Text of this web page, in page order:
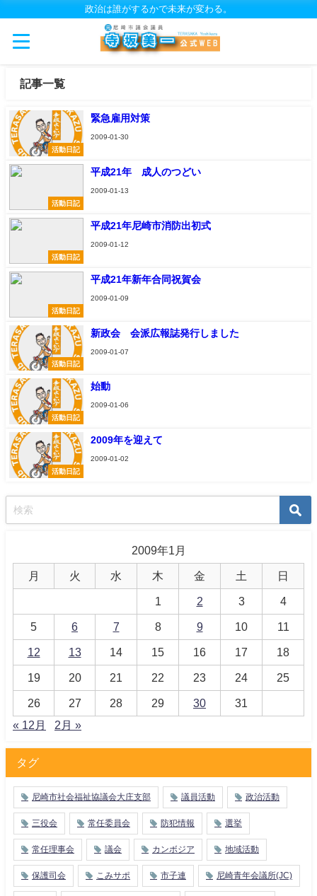
政治は誰がするかで未来が変わる。
記事一覧
活動日記
緊急雇用対策
2009-01-30
活動日記
平成21年 成人のつどい
2009-01-13
活動日記
平成21年尼崎市消防出初式
2009-01-12
活動日記
平成21年新年合同祝賀会
2009-01-09
活動日記
新政会 会派広報誌発行しました
2009-01-07
活動日記
始動
2009-01-06
活動日記
2009年を迎えて
2009-01-02
2009年1月
月 火 水 木 金 土 日
1 2 3 4
5 6 7 8 9 10 11
12 13 14 15 16 17 18
19 20 21 22 23 24 25
26 27 28 29 30
31
« 12月
2月 »
タグ
尼崎市社会福祉協議会大庄支部 議員活動 政治活動
三役会 常任委員会 防犯情報 選挙
常任理事会 議会 カンボジア 地域活動
保護司会 こみサポ 市子連 尼崎青年会議所(JC)